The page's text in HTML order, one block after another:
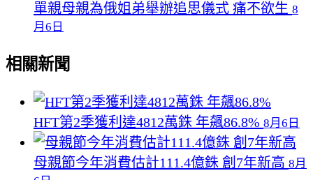
單親母親為俄姐弟舉辦追思儀式 痛不欲生 8
月6日
相關新聞
HFT第2季獲利達4812萬銖 年飆86.8% 8月6日
母親節今年消費估計111.4億銖 創7年新高 8月